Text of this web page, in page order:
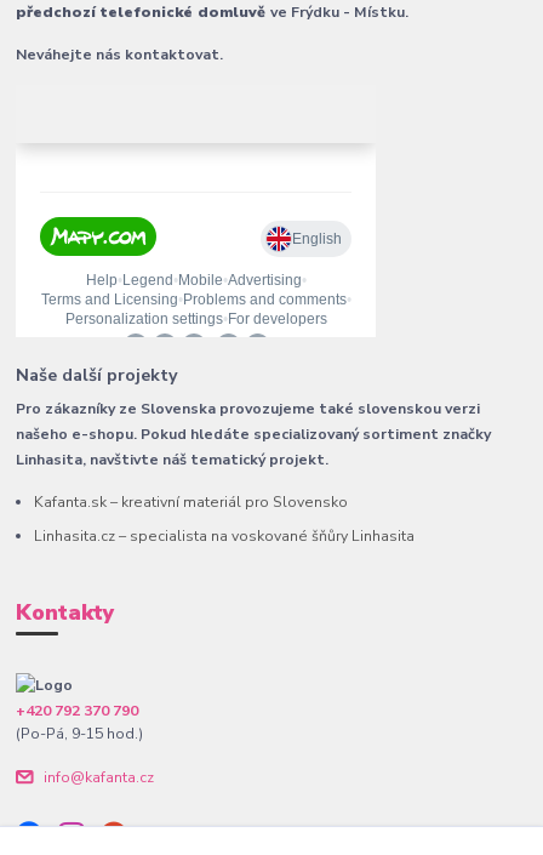
předchozí telefonické domluvěve Frýdku - Místku.
Neváhejte nás kontaktovat.
Naše další projekty
Pro zákazníky ze Slovenska provozujeme také slovenskou verzi
našeho e-shopu. Pokud hledáte specializovaný sortiment značky
Linhasita, navštivte náš tematický projekt.
Kafanta.sk – kreativní materiál pro Slovensko
Linhasita.cz – specialista na voskované šňůry Linhasita
Kontakty
+420 792 370 790
(Po-Pá, 9-15 hod.)
info@kafanta.cz